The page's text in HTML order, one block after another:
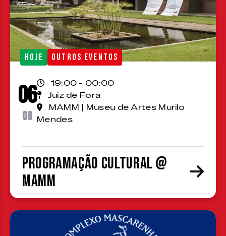
HOJE OUTROS EVENTOS
06
08
19:00 - 00:00
Juiz de Fora
MAMM | Museu de Artes Murilo
Mendes
Programação cultural @
MAMM